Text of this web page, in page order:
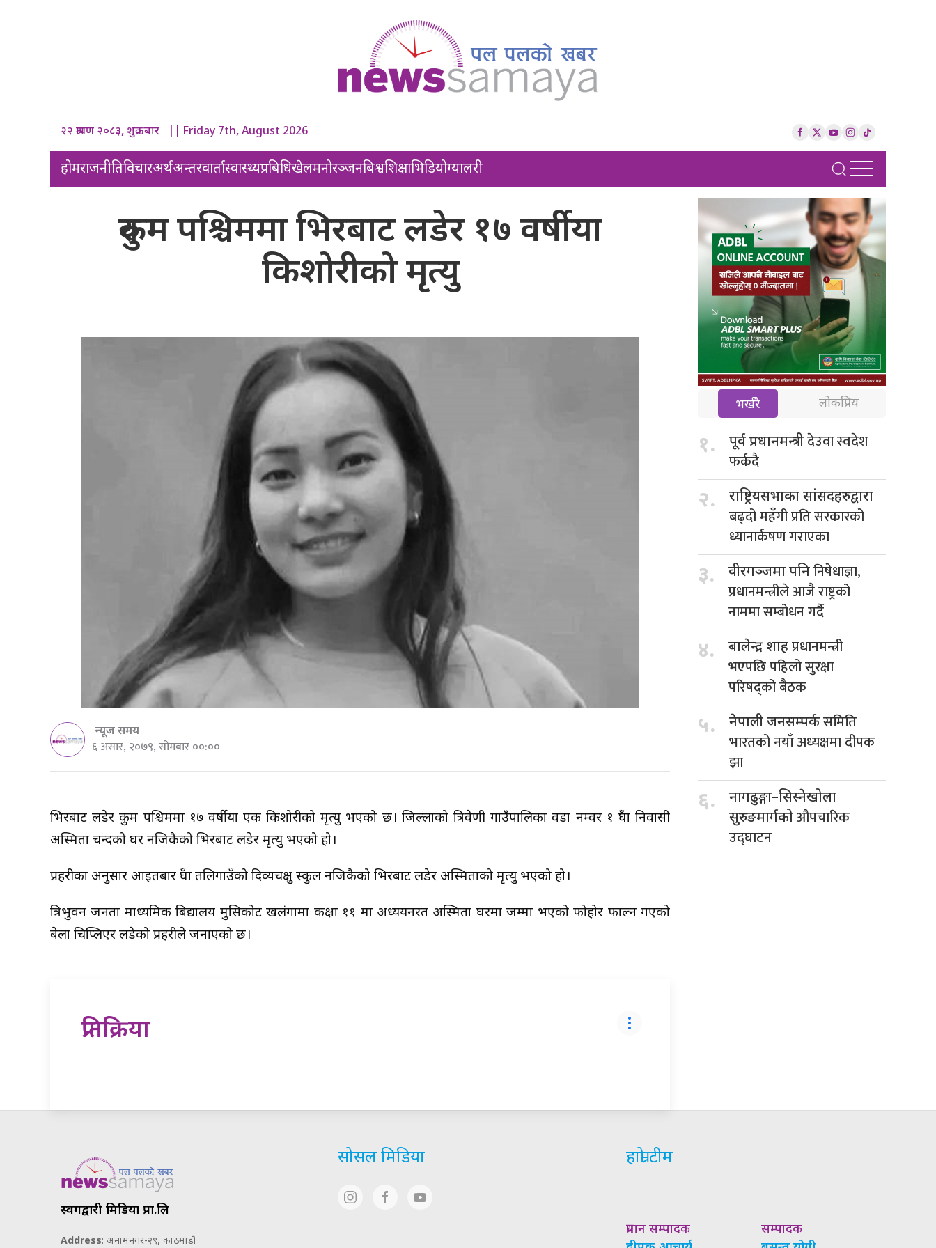
२२ श्रावण २०८३, शुक्रबार || Friday 7th, August 2026
होमराजनीतिविचारअर्थअन्तरवार्तास्वास्थ्यप्रबिधिखेलमनोरञ्जनबिश्वशिक्षाभिडियोग्यालरी
रुकुम पश्चिममा भिरबाट लडेर १७ वर्षीया
किशोरीको मृत्यु
न्यूज समय
६ असार, २०७९, सोमबार ००:००
भिरबाट लडेर रुकुम पश्चिममा १७ वर्षीया एक किशोरीको मृत्यु भएको छ। जिल्लाको त्रिवेणी गाउँपालिका वडा नम्वर १ रुँघा निवासी
अस्मिता चन्दको घर नजिकैको भिरबाट लडेर मृत्यु भएको हो।
प्रहरीका अनुसार आइतबार रुँघा तलिगाउँको दिव्यचक्षु स्कुल नजिकैको भिरबाट लडेर अस्मिताको मृत्यु भएको हो।
त्रिभुवन जनता माध्यमिक बिद्यालय मुसिकोट खलंगामा कक्षा ११ मा अध्ययनरत अस्मिता घरमा जम्मा भएको फोहोर फाल्न गएको
बेला चिप्लिएर लडेको प्रहरीले जनाएको छ।
प्रतिक्रिया
भर्खरै लोकप्रिय
१. पूर्व प्रधानमन्त्रीदेउवा स्वदेश
फर्कदै
२. राष्ट्रियसभाका सांसदहरुद्वारा
बढ्दो महँगी प्रति सरकारको
ध्यानार्कषण गराएका
३. वीरगञ्जमा पनिनिषेधाज्ञा,
प्रधानमन्त्रीले आजै राष्ट्रको
नाममा सम्बोधन गर्दै
४. बालेन्द्र शाहप्रधानमन्त्री
भएपछि पहिलो सुरक्षा
परिषद्को बैठक
५. नेपाली जनसम्पर्कसमिति
भारतको नयाँ अध्यक्षमा दीपक
झा
६.
नागढुङ्गा–सिस्नेखोला
सुरुङमार्गकोऔपचारिक
उद्घाटन
स्वर्गद्वारी मिडिया प्रा.लि
Address: अनामनगर-२९, काठमाडौ
सोसल मिडिया हाम्रो टीम
प्रधान सम्पादक
सम्पादक